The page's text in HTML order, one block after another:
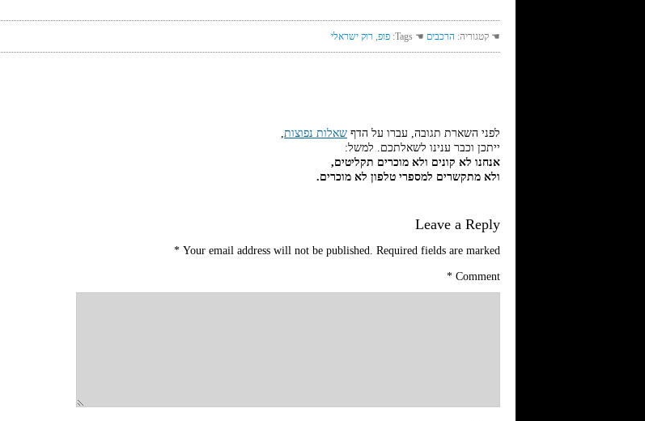
☚ קטגוריה: הרכבים ☚ Tags: פופ, רוק ישראלי
לפני השארת תגובה, עברו על הדף שאלות נפוצות,
ייתכן וכבר ענינו לשאלתכם. למשל:
אנחנו לא קונים ולא מוכרים תקליטים,
ולא מתקשרים למספרי טלפון לא מוכרים.
Leave a Reply
Your email address will not be published. Required fields are marked
*
Comment
*